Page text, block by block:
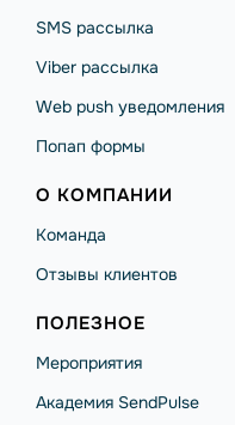
SMS рассылка
Viber рассылка
Web push уведомления
Попап формы
О КОМПАНИИ
Команда
Отзывы клиентов
ПОЛЕЗНОЕ
Мероприятия
Академия SendPulse